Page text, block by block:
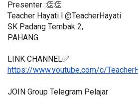
Presenter :👏👏
Teacher Hayati l @TeacherHayati
SK Padang Tembak 2,
PAHANG
LINK CHANNEL✅
https://www.youtube.com/c/
JOIN Group Telegram Pelajar